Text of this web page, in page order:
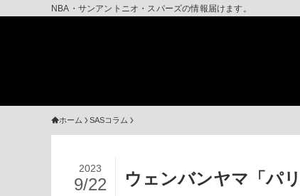
NBA・サンアントニオ・スパーズの情報届けます。
ホーム SASコラム
ウェンバンヤマ「パ
2023
9/22